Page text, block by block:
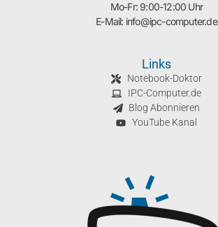
Mo-Fr: 9:00-12:00 Uhr
E-Mail: info@ipc-computer.de
Links
Notebook-Doktor
IPC-Computer.de
Blog Abonnieren
YouTube Kanal